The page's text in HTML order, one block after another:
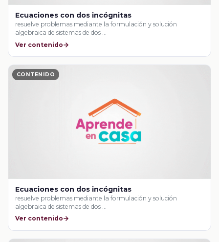
Ecuaciones con dos incógnitas
resuelve problemas mediante la formulación y solución
algebraica de sistemas de dos …
Ver contenido
CONTENIDO
Ecuaciones con dos incógnitas
resuelve problemas mediante la formulación y solución
algebraica de sistemas de dos …
Ver contenido